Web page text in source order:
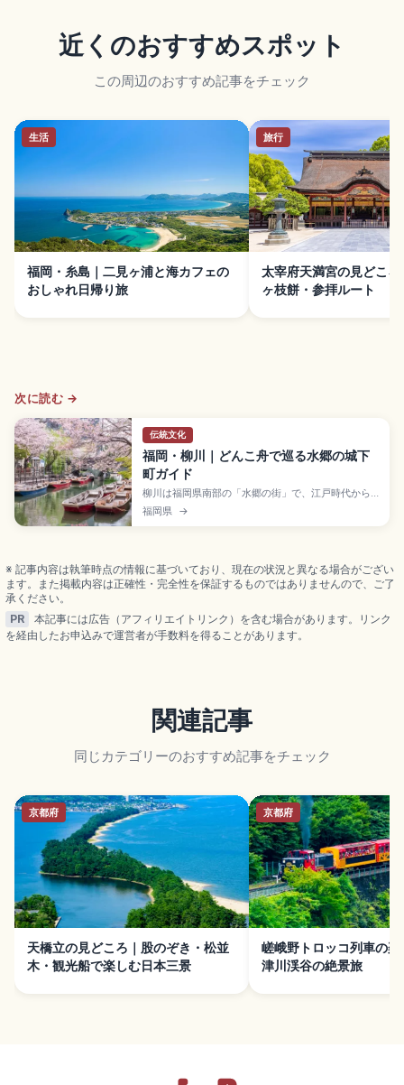
近くのおすすめスポット
この周辺のおすすめ記事をチェック
生活
福岡・糸島｜二見ヶ浦と海カフェの
おしゃれ日帰り旅
旅行
太宰府天満宮の見どころ
ヶ枝餅・参拝ルート
次に読む →
伝統文化
福岡・柳川｜どんこ舟で巡る水郷の城下
町ガイド
柳川は福岡県南部の「水郷の街」で、江戸時代から
続く掘割を「どんこ舟」で60〜70分巡る川下りが名
物のスポット。船頭の川舟唄を聴きながらしだれ柳
まとめました。
福岡県 →
※ 記事内容は執筆時点の情報に基づいており、現在の状況と異なる場合がござい
ます。また掲載内容は正確性・完全性を保証するものではありませんので、ご了
承ください。
PR
本記事には広告（アフィリエイトリンク）を含む場合があります。リンク
を経由したお申込みで運営者が手数料を得ることがあります。
関連記事
同じカテゴリーのおすすめ記事をチェック
京都府
天橋立の見どころ｜股のぞき・松並
木・観光船で楽しむ日本三景
京都府
嵯峨野トロッコ列車の楽
津川渓谷の絶景旅